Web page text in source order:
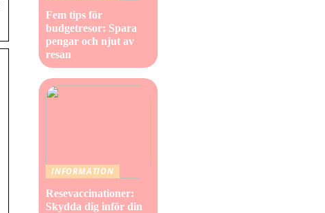
Fem tips för
budgetresor: Spara
pengar och njut av
resan
INFORMATION
Resevaccinationer:
Skydda dig inför din